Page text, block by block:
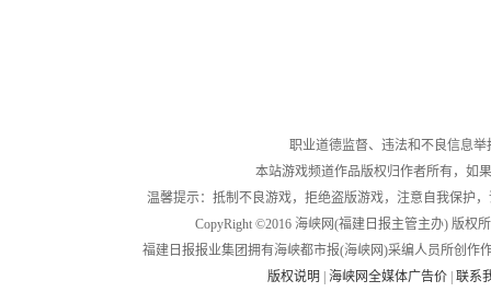
职业道德监督、违法和不良信息举
本站游戏频道作品版权归作者所有，如
温馨提示：抵制不良游戏，拒绝盗版游戏，注意自我保护
CopyRight ©2016 海峡网(福建日报主管主办) 版权
福建日报报业集团拥有海峡都市报(海峡网)采编人员所创作
版权说明
|海峡网全媒体广告价 |联系